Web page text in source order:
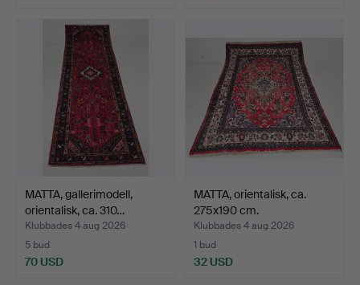
MATTA, gallerimodell,
orientalisk, ca. 310…
Klubbades 4 aug 2026
5 bud
70 USD
MATTA, orientalisk, ca.
275x190 cm.
Klubbades 4 aug 2026
1 bud
32 USD